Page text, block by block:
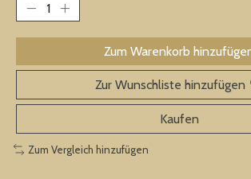
Zum Warenkorb
Zur Wunschliste hinzufügen
Kaufen
Zum Vergleich hinzufügen